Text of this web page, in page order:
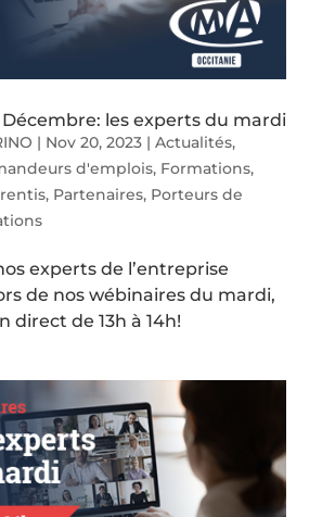
les experts du mardi
| Nov 20, 2023| Actualités,
d'emplois, Formations,
, Partenaires, Porteurs de
experts de l’entreprise
de nos wébinaires du mardi,
direct de 13h à 14h!